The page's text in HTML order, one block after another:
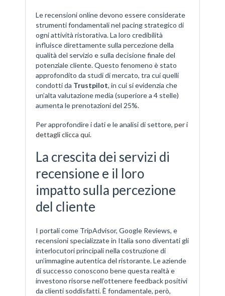
Le recensioni online devono essere considerate
strumenti fondamentali nel pacing strategico di
ogni attività ristorativa. La loro credibilità
influisce direttamente sulla percezione della
qualità del servizio e sulla decisione finale del
potenziale cliente. Questo fenomeno è stato
approfondito da studi di mercato, tra cui quelli
condotti da Trustpilot, in cui si evidenzia che
un’alta valutazione media (superiore a 4 stelle)
aumenta le prenotazioni del 25%.
Per approfondire i dati e le analisi di settore, per i
dettagli clicca qui.
La crescita dei servizi di
recensione e il loro
impatto sulla percezione
del cliente
I portali come TripAdvisor, Google Reviews, e
recensioni specializzate in Italia sono diventati gli
interlocutori principali nella costruzione di
un’immagine autentica del ristorante. Le aziende
di successo conoscono bene questa realtà e
investono risorse nell’ottenere feedback positivi
da clienti soddisfatti. È fondamentale, però,